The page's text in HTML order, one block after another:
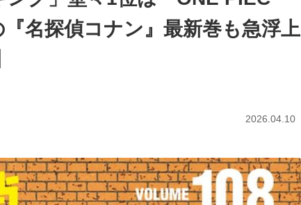
名探偵コナン』最新巻も急浮上
2026.04.10